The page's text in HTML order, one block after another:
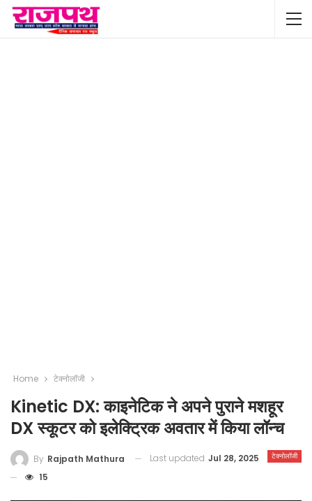
Home टेक्नोलॉजी
Kinetic DX: काइनेटिक ने अपने पुराने मशहूर
DX स्कूटर को इलेक्ट्रिक अवतार में किया लॉन्च
टेक्नोलॉजी
By Rajpath Mathura Last updated Jul 28, 2025
15